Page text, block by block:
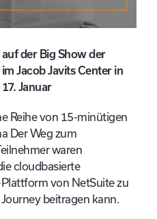
der Big Show der
Jacob Javits Center in
Januar
Reihe von 15-minütigen
Der Weg zum
waren
cloudbasierte
von NetSuite zu
beitragen kann.